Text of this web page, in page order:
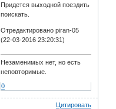
Придется выходной поездить
поискать.
Отредактировано piran-05
(22-03-2016 23:20:31)
Незаменимых нет, но есть
неповторимые.
0
Цитировать